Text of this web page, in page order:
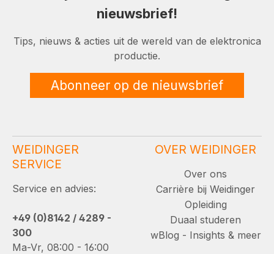
nieuwsbrief!
Tips, nieuws & acties uit de wereld van de elektronica
productie.
Abonneer op de nieuwsbrief
WEIDINGER
SERVICE
Service en advies:
+49 (0)8142 / 4289 -
300
Ma-Vr, 08:00 - 16:00
OVER WEIDINGER
Over ons
Carrière bij Weidinger
Opleiding
Duaal studeren
wBlog - Insights & meer